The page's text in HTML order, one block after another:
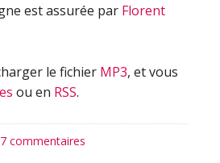
est assurée par Florent
le fichier MP3, et vous
ou en RSS.
7 commentaires